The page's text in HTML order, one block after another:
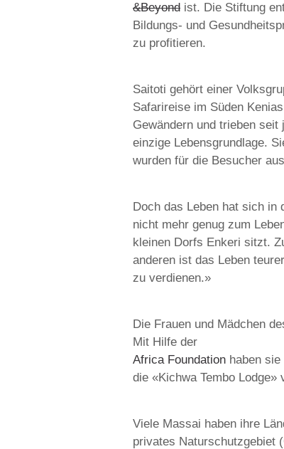
&Beyond ist. Die Stiftung
Bildungs- und
zu profitieren.
Saitoti gehört einer
Safarireise im Süden
Gewändern und trieben
einzige Lebensgrundlage.
wurden für die Besucher
Doch das Leben hat sich in
nicht mehr genug zum
kleinen Dorfs Enkeri sitzt.
anderen ist das Leben
zu verdienen.»
Die Frauen und Mädchen
Mit Hilfe der
Africa Foundation haben
die «Kichwa Tembo Lodge»
Viele Massai haben ihre
privates Naturschutzgebiet